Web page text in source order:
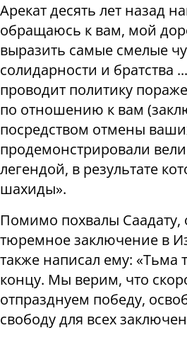
Арекат десять лет назад
обращаюсь к вам, мой
выразить самые смелые
солидарности и братства
проводит политику
по отношению к вам
посредством отмены
продемонстрировали
легендой, в результате
шахиды».
Помимо похвалы
тюремное заключение в
также написал ему:
концу. Мы верим, что
отпразднуем победу,
свободу для всех